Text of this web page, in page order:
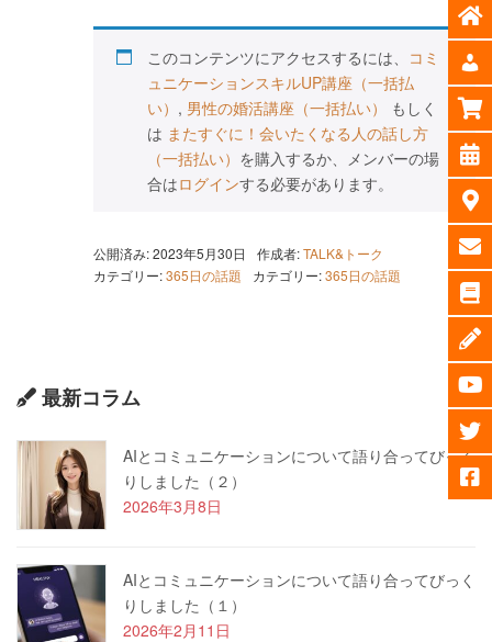
このコンテンツにアクセスするには、 コミ
ュニケーションスキルUP講座（一括払
い） , 男性の婚活講座（一括払い）
もしく
は またすぐに！会いたくなる人の話し方
（一括払い） を購入するか、メンバーの場
合はログインする必要があります。
公開済み: 2023年5月30日 作成者:TALK&トーク
カテゴリー:365日の話題 カテゴリー:365日の話題
最新コラム
AIとコミュニケーションについて語り合ってびっく
りしました（２）
2026年3月8日
AIとコミュニケーションについて語り合ってびっく
りしました（１）
2026年2月11日